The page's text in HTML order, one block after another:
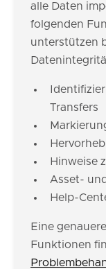
alle Daten
folgenden
unterstützen
Transfers
Hinweise
Asset-
Help-
Eine
Funktionen